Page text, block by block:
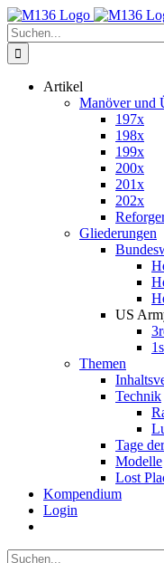
Zum
Inhalt
springen
Suche
nach:
Artikel
Manöver und
197x
198x
199x
200x
201x
202x
Gliederungen
US
Themen
Technik
Tage
Modelle
Lost
Kompendium
Login
Suche